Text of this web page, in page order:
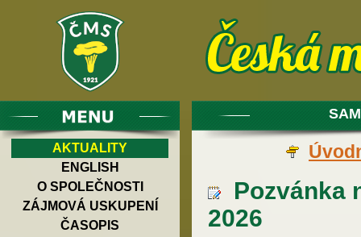
AKTUALITY
ENGLISH
O SPOLEČNOSTI
ZÁJMOVÁ USKUPENÍ
ČASOPIS
Pozvánka
2026